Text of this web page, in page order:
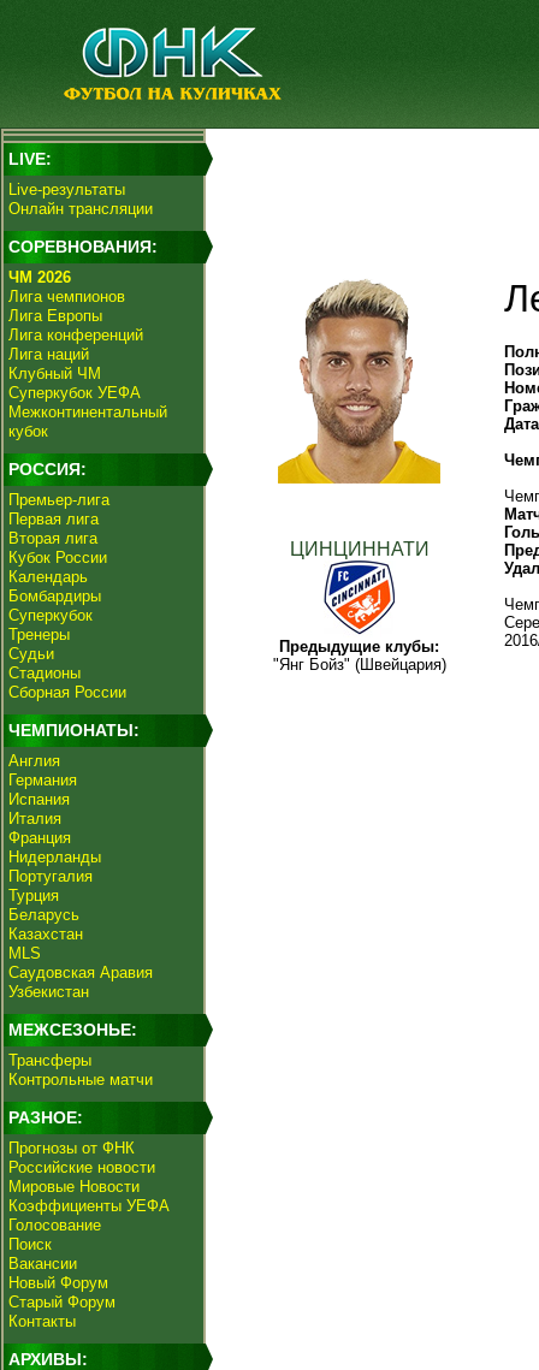
LIVE:
Live-результаты
Онлайн трансляции
СОРЕВНОВАНИЯ:
ЧМ 2026
Лига чемпионов
Лига Европы
Лига конференций
Лига наций
Клубный ЧМ
Суперкубок УЕФА
Межконтинентальный
кубок
РОССИЯ:
Премьер-лига
Первая лига
Вторая лига
Кубок России
Календарь
Бомбардиры
Суперкубок
Тренеры
Судьи
Стадионы
Сборная России
ЧЕМПИОНАТЫ:
Англия
Германия
Испания
Италия
Франция
Нидерланды
Португалия
Турция
Беларусь
Казахстан
MLS
Саудовская Аравия
Узбекистан
МЕЖСЕЗОНЬЕ:
Трансферы
Контрольные матчи
РАЗНОЕ:
Прогнозы от ФНК
Российские новости
Мировые Новости
Коэффициенты УЕФА
Голосование
Поиск
Вакансии
Новый Форум
Старый Форум
Контакты
АРХИВЫ:
ЦИНЦИННАТИ
Предыдущие клубы:
"Янг Бойз" (Швейцария)